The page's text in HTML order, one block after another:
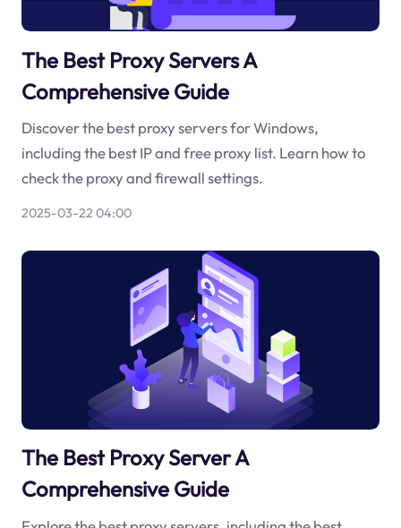
The Best Proxy Servers A
Comprehensive Guide
Discover the best proxy servers for Windows,
including the best IP and free proxy list. Learn how to
check the proxy and firewall settings.
2025-03-22 04:00
The Best Proxy Server A
Comprehensive Guide